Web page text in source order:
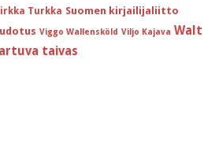
Turkka Suomen kirjailijaliitto
Viggo Wallensköld Viljo Kajava Walt
taivas